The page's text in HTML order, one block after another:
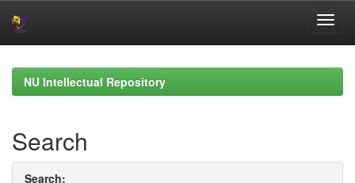
navigationNU Intellectual Repository
Search
Search: